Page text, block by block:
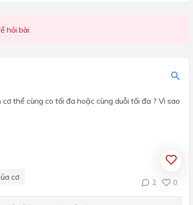
Chương VII. Bài tiết
Chương XII. Sinh sản
hỏi bài
thể cùng co tối đa hoặc cùng duỗi tối đa ? Vì sao
cơ
2 0